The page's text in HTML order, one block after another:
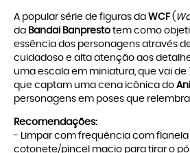
A popular série de figuras da WCF (
da Bandai Banpresto tem como
essência dos personagens através
cuidadoso e alta atenção aos
uma escala em miniatura, que vai de
que captam uma cena icônica do
personagens em poses que
Recomendações:
- Limpar com frequência com flanela
cotonete/pincel macio para tirar o